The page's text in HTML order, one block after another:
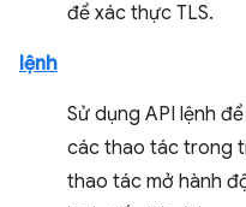
để xác thực TLS.
lệnh
Sử dụng API lệnh
các thao tác trong
thao tác mở hành